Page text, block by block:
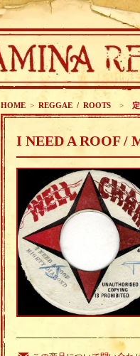
HOME > REGGAE / ROOTS >
I NEED A ROOF /